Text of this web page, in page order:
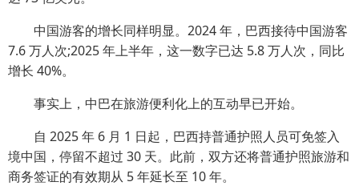
中国游客的增长同样明显。2024 年，巴西接待中国游客
7.6 万人次;2025 年上半年，这一数字已达 5.8 万人次，同比
增长 40%。
事实上，中巴在旅游便利化上的互动早已开始。
自 2025 年 6 月 1 日起，巴西持普通护照人员可免签入
境中国，停留不超过 30 天。此前，双方还将普通护照旅游和
商务签证的有效期从 5 年延长至 10 年。